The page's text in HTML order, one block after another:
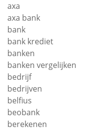
axa
axa bank
bank
bank krediet
banken
banken vergelijken
bedrijf
bedrijven
belfius
beobank
berekenen